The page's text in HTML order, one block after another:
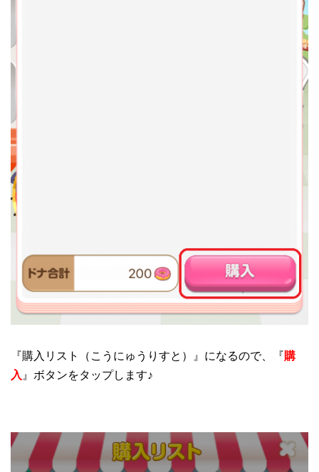
『購入リスト（こうにゅうりすと）』になるので、『購
入 』ボタンをタップします♪